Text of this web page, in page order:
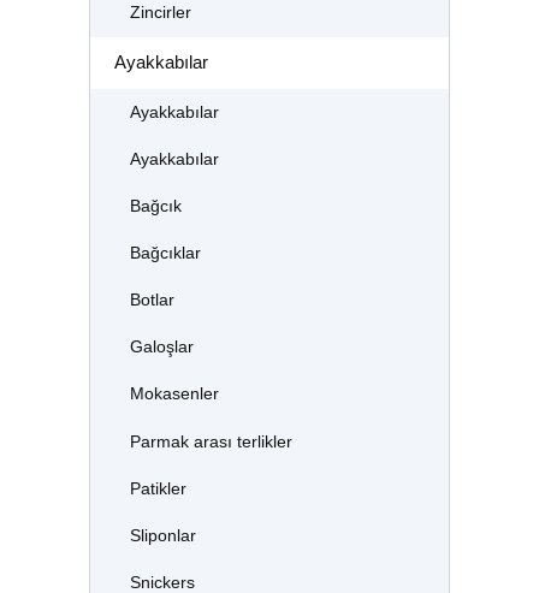
Zincirler
Ayakkabılar
Ayakkabılar
Ayakkabılar
Bağcık
Bağcıklar
Botlar
Galoşlar
Mokasenler
Parmak arası terlikler
Patikler
Sliponlar
Snickers